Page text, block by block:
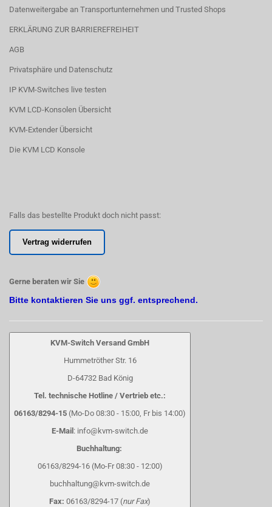
Datenweitergabe an Transportunternehmen und Trusted Shops
ERKLÄRUNG ZUR BARRIEREFREIHEIT
AGB
Privatsphäre und Datenschutz
IP KVM-Switches live testen
KVM LCD-Konsolen Übersicht
KVM-Extender Übersicht
Die KVM LCD Konsole
Falls das bestellte Produkt doch nicht passt:
Vertrag widerrufen
Gerne beraten wir Sie
Bitte kontaktieren Sie uns ggf. entsprechend.
KVM-Switch Versand GmbH
Hummetröther Str. 16
D-64732 Bad König
Tel. technische Hotline / Vertrieb etc.:
06163/8294-15 (Mo-Do 08:30 - 15:00, Fr bis 14:00)
E-Mail : info@kvm-switch.de
Buchhaltung:
06163/8294-16 (Mo-Fr 08:30 - 12:00)
buchhaltung@kvm-switch.de
Fax: 06163/8294-17 (nur Fax)